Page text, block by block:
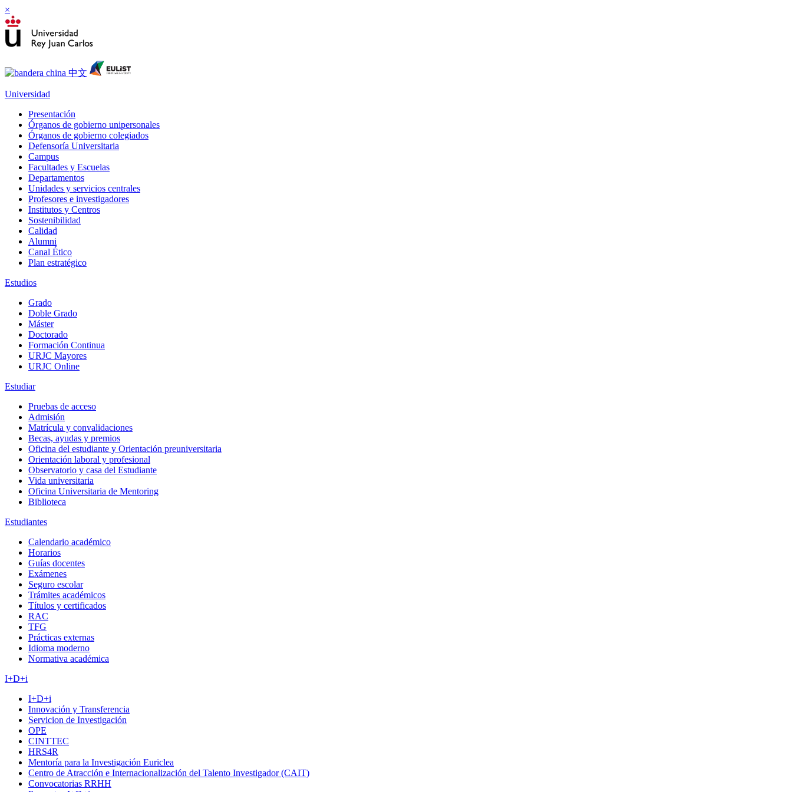
×
Universidad
Presentación
Órganos de gobierno unipersonales
Órganos de gobierno colegiados
Defensoría Universitaria
Campus
Facultades y Escuelas
Departamentos
Unidades y servicios centrales
Profesores e investigadores
Institutos y Centros
Sostenibilidad
Calidad
Alumni
Canal Ético
Plan estratégico
Estudios
Grado
Doble Grado
Máster
Doctorado
Formación Continua
URJC Mayores
URJC Online
Estudiar
Pruebas de acceso
Admisión
Matrícula y convalidaciones
Becas, ayudas y premios
Oficina del estudiante y Orientación preuniversitaria
Orientación laboral y profesional
Observatorio y casa del Estudiante
Vida universitaria
Oficina Universitaria de Mentoring
Biblioteca
Estudiantes
Calendario académico
Horarios
Guías docentes
Exámenes
Seguro escolar
Trámites académicos
Títulos y certificados
RAC
TFG
Prácticas externas
Idioma moderno
Normativa académica
I+D+i
I+D+i
Innovación y Transferencia
Servicion de Investigación
OPE
CINTTEC
HRS4R
Mentoría para la Investigación Euriclea
Centro de Atracción e Internacionalización del Talento Investigador (CAIT)
Convocatorias RRHH